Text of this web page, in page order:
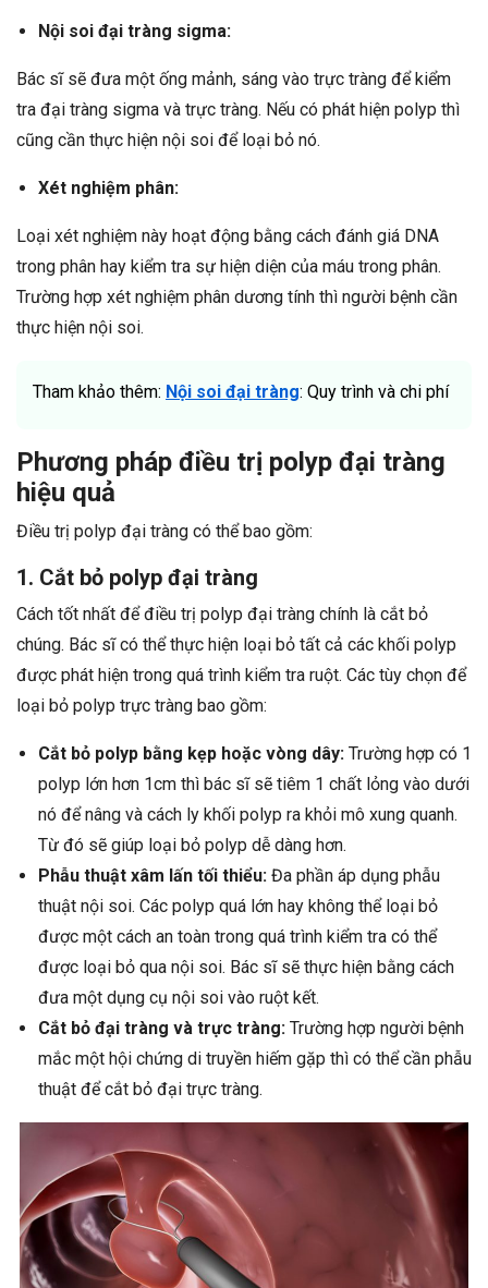
Nội soi đại tràng sigma:
Bác sĩ sẽ đưa một ống mảnh, sáng vào trực tràng để kiểm
tra đại tràng sigma và trực tràng. Nếu có phát hiện polyp thì
cũng cần thực hiện nội soi để loại bỏ nó.
Xét nghiệm phân:
Loại xét nghiệm này hoạt động bằng cách đánh giá DNA
trong phân hay kiểm tra sự hiện diện của máu trong phân.
Trường hợp xét nghiệm phân dương tính thì người bệnh cần
thực hiện nội soi.
Tham khảo thêm: Nội soi đại tràng: Quy trình và chi phí
Phương pháp điều trị polyp đại tràng
hiệu quả
Điều trị polyp đại tràng có thể bao gồm:
1. Cắt bỏ polyp đại tràng
Cách tốt nhất để điều trị polyp đại tràng chính là cắt bỏ
chúng. Bác sĩ có thể thực hiện loại bỏ tất cả các khối polyp
được phát hiện trong quá trình kiểm tra ruột. Các tùy chọn để
loại bỏ polyp trực tràng bao gồm:
Cắt bỏ polyp bằng kẹp hoặc vòng dây: Trường hợp có 1
polyp lớn hơn 1cm thì bác sĩ sẽ tiêm 1 chất lỏng vào dưới
nó để nâng và cách ly khối polyp ra khỏi mô xung quanh.
Từ đó sẽ giúp loại bỏ polyp dễ dàng hơn.
Phẫu thuật xâm lấn tối thiểu: Đa phần áp dụng phẫu
thuật nội soi. Các polyp quá lớn hay không thể loại bỏ
được một cách an toàn trong quá trình kiểm tra có thể
được loại bỏ qua nội soi. Bác sĩ sẽ thực hiện bằng cách
đưa một dụng cụ nội soi vào ruột kết.
Cắt bỏ đại tràng và trực tràng: Trường hợp người bệnh
mắc một hội chứng di truyền hiếm gặp thì có thể cần phẫu
thuật để cắt bỏ đại trực tràng.